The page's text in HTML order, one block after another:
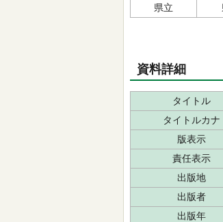
県立
資料詳細
タイトル
タイトルカナ
版表示
責任表示
出版地
出版者
出版年